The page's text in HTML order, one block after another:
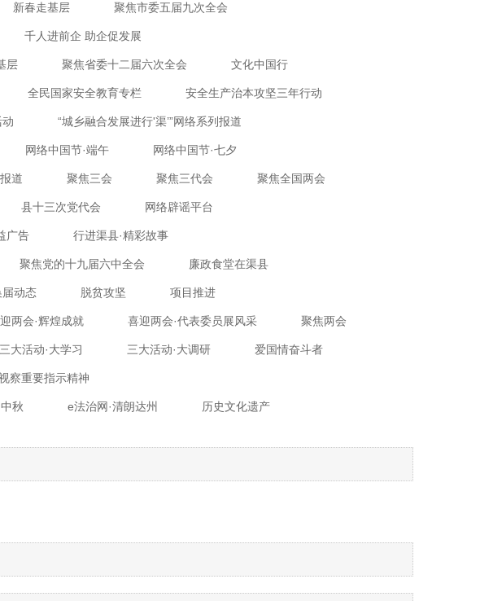
新春走基层 聚焦市委五届九次全会
千人进前企 助企促发展
层 聚焦省委十二届六次全会 文化中国行
全民国家安全教育专栏 安全生产治本攻坚三年行动
动 “城乡融合发展进行'渠’”网络系列报道
网络中国节·端午 网络中国节·七夕
道 聚焦三会 聚焦三代会 聚焦全国两会
县十三次党代会 网络辟谣平台
广告 行进渠县·精彩故事
聚焦党的十九届六中全会 廉政食堂在渠县
动态 脱贫攻坚 项目推进
两会·辉煌成就 喜迎两会·代表委员展风采 聚焦两会
三大活动·大学习 三大活动·大调研 爱国情奋斗者
察重要指示精神
秋 e法治网·清朗达州 历史文化遗产